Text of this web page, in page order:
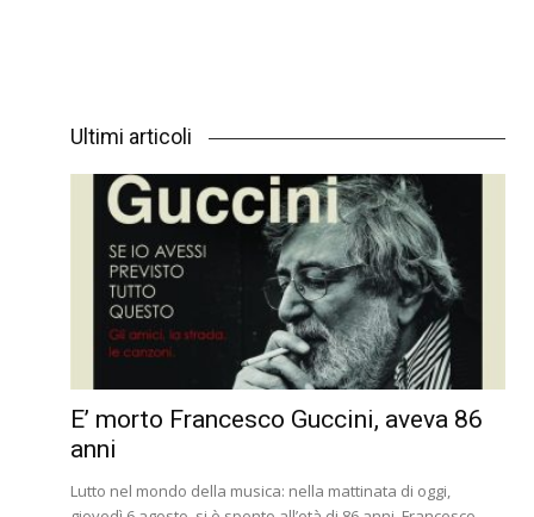
Ultimi articoli
E’ morto Francesco Guccini, aveva 86
anni
Lutto nel mondo della musica: nella mattinata di oggi,